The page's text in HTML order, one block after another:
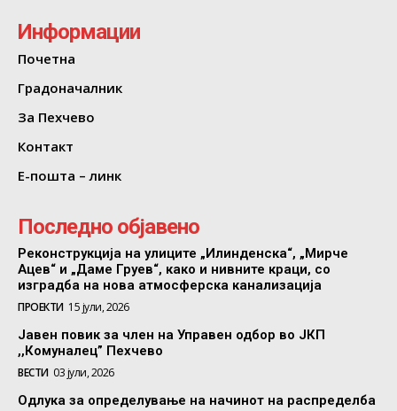
Информации
Почетна
Градоначалник
За Пехчево
Контакт
Е-пошта – линк
Последно објавено
Реконструкција на улиците „Илинденска“, „Мирче
Ацев“ и „Даме Груев“, како и нивните краци, со
изградба на нова атмосферска канализација
ПРОЕКТИ 15 јули, 2026
Јавен повик за член на Управен одбор во ЈКП
,,Комуналец” Пехчево
ВЕСТИ 03 јули, 2026
Одлука за определување на начинот на распределба